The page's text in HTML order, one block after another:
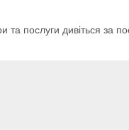
та послуги дивіться за